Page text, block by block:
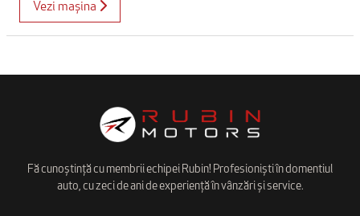
Vezi mașina
Fă cunoștință cu membrii echipei Rubin! Profesioniști în domentiul
auto, cu zeci de ani de experiență în vânzări și service.